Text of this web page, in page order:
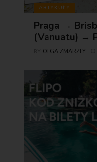
ARTYKUŁY
Praga →
(Vanuatu) →
OLGA ZMARZLY